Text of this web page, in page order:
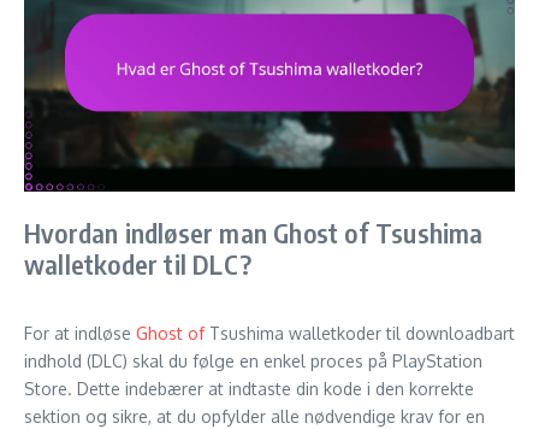
Hvordan indløser man Ghost of Tsushima
walletkoder til DLC?
For at indløse Ghost ofTsushima walletkoder til downloadbart
indhold (DLC) skal du følge en enkel proces på PlayStation
Store. Dette indebærer at indtaste din kode i den korrekte
sektion og sikre, at du opfylder alle nødvendige krav for en